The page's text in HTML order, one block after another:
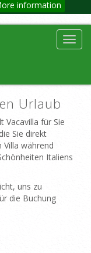
information
Urlaub
Vacavilla für Sie
Sie direkt
während
Italiens
uns zu
die Buchung